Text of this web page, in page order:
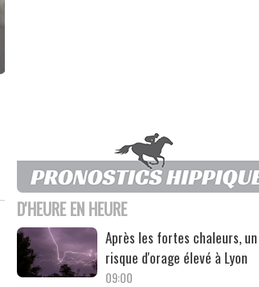
D'HEURE EN HEURE
Après les fortes chaleurs, un
risque d'orage élevé à Lyon
09:00